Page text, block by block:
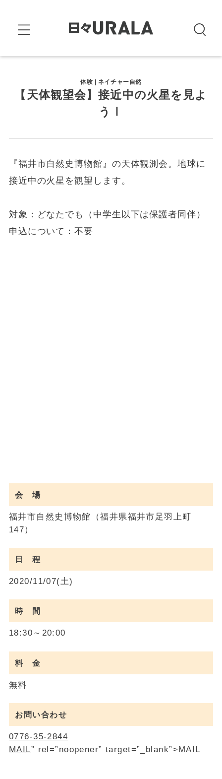
体験 | ネイチャー自然
【天体観望会】接近中の火星を見よ
うⅠ
『福井市自然史博物館』の天体観測会。地球に
接近中の火星を観望します。
対象：どなたでも（中学生以下は保護者同伴）
申込について：不要
会 場
福井市自然史博物館（福井県福井市足羽上町
147）
日 程
2020/11/07(土)
時 間
18:30～20:00
料 金
無料
お問い合わせ
0776-35-2844
MAIL” rel=”noopener” target=”_blank”>MAIL